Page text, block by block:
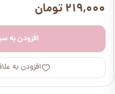
۲۱۹,۰۰۰ تومان
افزودن به
افزودن به